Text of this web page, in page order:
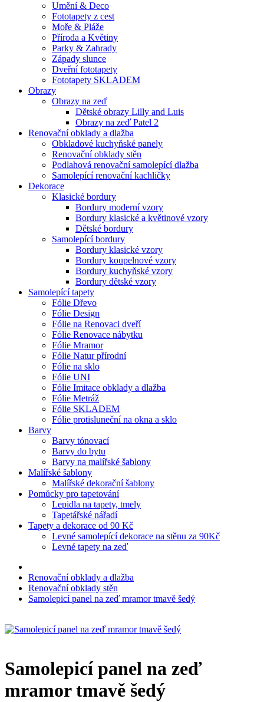
Umění & Deco
Fototapety z cest
Moře & Pláže
Příroda a Květiny
Parky & Zahrady
Západy slunce
Dveřní fototapety
Fototapety SKLADEM
Obrazy
Obrazy na zeď
Dětské obrazy Lilly and Luis
Obrazy na zeď Patel 2
Renovační obklady a dlažba
Obkladové kuchyňské panely
Renovační obklady stěn
Podlahová renovační samolepící dlažba
Samolepící renovační kachličky
Dekorace
Klasické bordury
Bordury moderní vzory
Bordury klasické a květinové vzory
Dětské bordury
Samolepící bordury
Bordury klasické vzory
Bordury koupelnové vzory
Bordury kuchyňské vzory
Bordury dětské vzory
Samolepící tapety
Fólie Dřevo
Fólie Design
Fólie na Renovaci dveří
Fólie Renovace nábytku
Fólie Mramor
Fólie Natur přírodní
Fólie na sklo
Fólie UNI
Fólie Imitace obklady a dlažba
Fólie Metráž
Fólie SKLADEM
Fólie protisluneční na okna a sklo
Barvy
Barvy tónovací
Barvy do bytu
Barvy na malířské šablony
Malířské šablony
Malířské dekorační šablony
Pomůcky pro tapetování
Lepidla na tapety, tmely
Tapetářské nářadí
Tapety a dekorace od 90 Kč
Levné samolepící dekorace na stěnu za 90Kč
Levné tapety na zeď
Renovační obklady a dlažba
Renovační obklady stěn
Samolepicí panel na zeď mramor tmavě šedý
Samolepicí panel na zeď
mramor tmavě šedý